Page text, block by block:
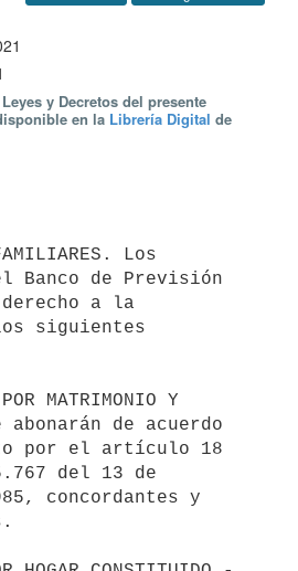
y Decretos del presente
en la Librería Digital de
Banco de Previsión
a la
siguientes
abonarán de acuerdo
por el artículo 18
del 13 de
concordantes y